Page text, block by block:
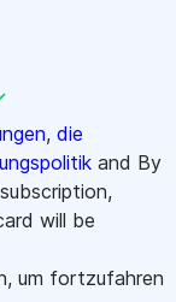
, die
and By
will be
um fortzufahren